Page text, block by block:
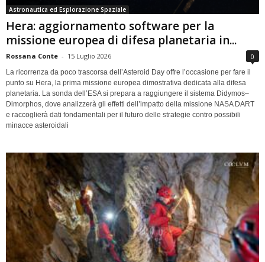
Astronautica ed Esplorazione Spaziale
Hera: aggiornamento software per la
missione europea di difesa planetaria in...
Rossana Conte - 15 Luglio 2026 0
La ricorrenza da poco trascorsa dell’Asteroid Day offre l’occasione per fare il
punto su Hera, la prima missione europea dimostrativa dedicata alla difesa
planetaria. La sonda dell’ESA si prepara a raggiungere il sistema Didymos–
Dimorphos, dove analizzerà gli effetti dell’impatto della missione NASA DART
e raccoglierà dati fondamentali per il futuro delle strategie contro possibili
minacce asteroidali